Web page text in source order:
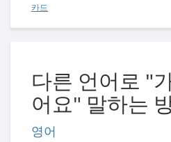
카드
다른 언어로 "
어요" 말하는
영어